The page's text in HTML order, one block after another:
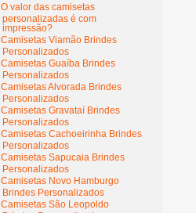
O valor das camisetas
personalizadas é com
impressão?
Camisetas Viamão Brindes
Personalizados
Camisetas Guaíba Brindes
Personalizados
Camisetas Alvorada Brindes
Personalizados
Camisetas Gravataí Brindes
Personalizados
Camisetas Cachoeirinha Brindes
Personalizados
Camisetas Sapucaia Brindes
Personalizados
Camisetas Novo Hamburgo
Brindes Personalizados
Camisetas São Leopoldo